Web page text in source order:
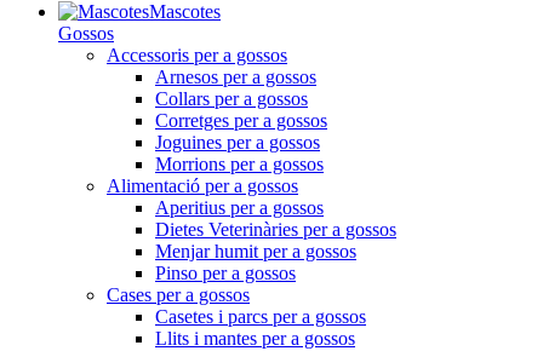
Mascotes
Gossos
Accessoris per a gossos
Arnesos per a gossos
Collars per a gossos
Corretges per a gossos
Joguines per a gossos
Morrions per a gossos
Alimentació per a gossos
Aperitius per a gossos
Dietes Veterinàries per a gossos
Menjar humit per a gossos
Pinso per a gossos
Cases per a gossos
Casetes i parcs per a gossos
Llits i mantes per a gossos